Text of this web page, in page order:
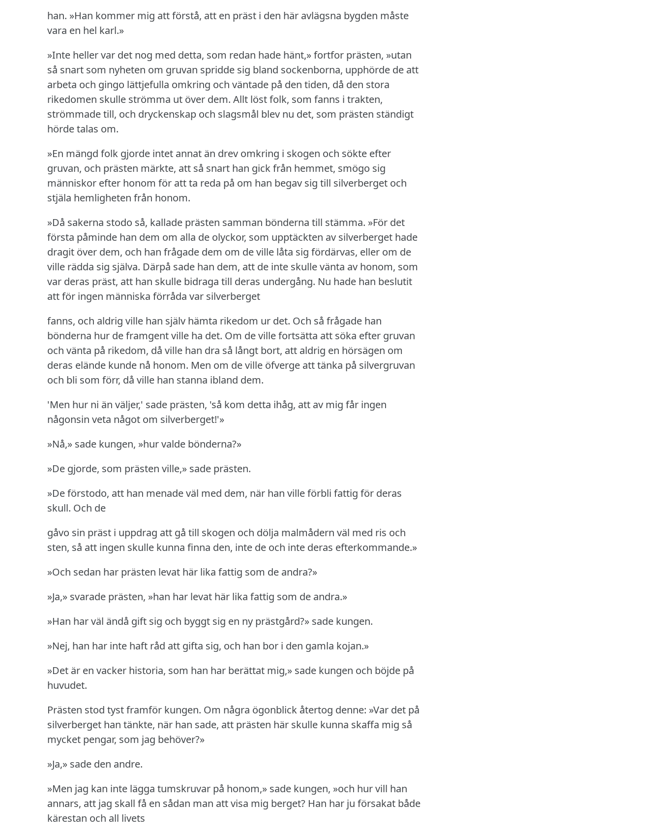
han. »Han kommer mig att förstå, att en präst i den här avlägsna bygden måste
vara en hel karl.»
»Inte heller var det nog med detta, som redan hade hänt,» fortfor prästen, »utan
så snart som nyheten om gruvan spridde sig bland sockenborna, upphörde de att
arbeta och gingo lättjefulla omkring och väntade på den tiden, då den stora
rikedomen skulle strömma ut över dem. Allt löst folk, som fanns i trakten,
strömmade till, och dryckenskap och slagsmål blev nu det, som prästen ständigt
hörde talas om.
»En mängd folk gjorde intet annat än drev omkring i skogen och sökte efter
gruvan, och prästen märkte, att så snart han gick från hemmet, smögo sig
människor efter honom för att ta reda på om han begav sig till silverberget och
stjäla hemligheten från honom.
»Då sakerna stodo så, kallade prästen samman bönderna till stämma. »För det
första påminde han dem om alla de olyckor, som upptäckten av silverberget hade
dragit över dem, och han frågade dem om de ville låta sig fördärvas, eller om de
ville rädda sig själva. Därpå sade han dem, att de inte skulle vänta av honom, som
var deras präst, att han skulle bidraga till deras undergång. Nu hade han beslutit
att för ingen människa förråda var silverberget
fanns, och aldrig ville han själv hämta rikedom ur det. Och så frågade han
bönderna hur de framgent ville ha det. Om de ville fortsätta att söka efter gruvan
och vänta på rikedom, då ville han dra så långt bort, att aldrig en hörsägen om
deras elände kunde nå honom. Men om de ville öfverge att tänka på silvergruvan
och bli som förr, då ville han stanna ibland dem.
'Men hur ni än väljer,' sade prästen, 'så kom detta ihåg, att av mig får ingen
någonsin veta något om silverberget!'»
»Nå,» sade kungen, »hur valde bönderna?»
»De gjorde, som prästen ville,» sade prästen.
»De förstodo, att han menade väl med dem, när han ville förbli fattig för deras
skull. Och de
gåvo sin präst i uppdrag att gå till skogen och dölja malmådern väl med ris och
sten, så att ingen skulle kunna finna den, inte de och inte deras efterkommande.»
»Och sedan har prästen levat här lika fattig som de andra?»
»Ja,» svarade prästen, »han har levat här lika fattig som de andra.»
»Han har väl ändå gift sig och byggt sig en ny prästgård?» sade kungen.
»Nej, han har inte haft råd att gifta sig, och han bor i den gamla kojan.»
»Det är en vacker historia, som han har berättat mig,» sade kungen och böjde på
huvudet.
Prästen stod tyst framför kungen. Om några ögonblick återtog denne: »Var det på
silverberget han tänkte, när han sade, att prästen här skulle kunna skaffa mig så
mycket pengar, som jag behöver?»
»Ja,» sade den andre.
»Men jag kan inte lägga tumskruvar på honom,» sade kungen, »och hur vill han
annars, att jag skall få en sådan man att visa mig berget? Han har ju försakat både
kärestan och all livets